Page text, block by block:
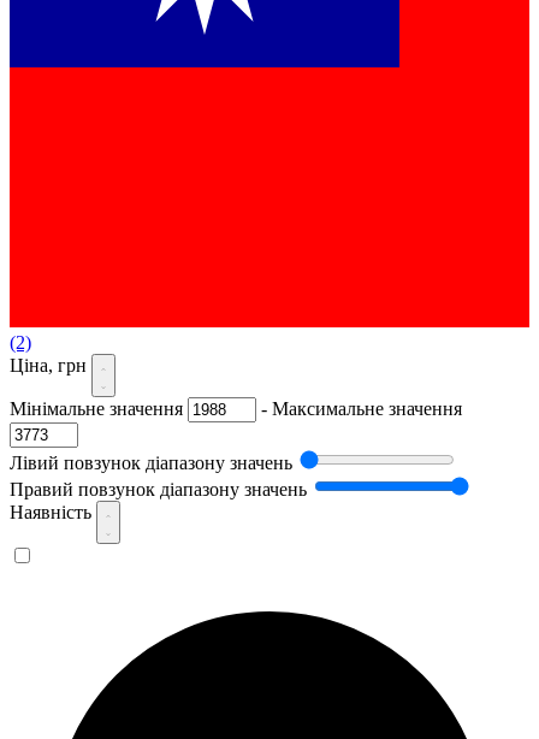
(2)
Ціна, грн
Мінімальне значення - Максимальне значення
Лівий повзунок діапазону значень
Правий повзунок діапазону значень
Наявність